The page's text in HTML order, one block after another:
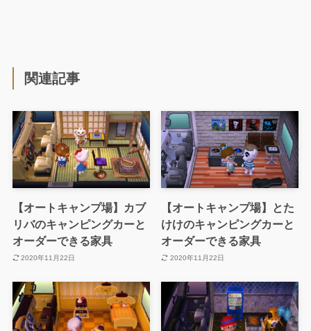
関連記事
【オートキャンプ場】カブ
リバのキャンピングカーと
オーダーできる家具
2020年11月22日
【オートキャンプ場】とた
けけのキャンピングカーと
オーダーできる家具
2020年11月22日